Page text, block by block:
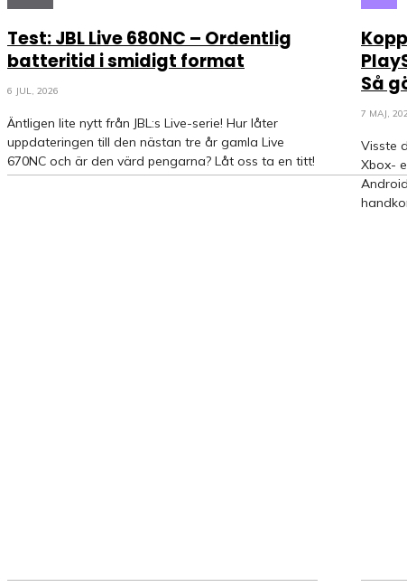
Test: JBL Live 680NC – Ordentlig
batteritid i smidigt format
6 JUL, 2026
Äntligen lite nytt från JBL:s Live-serie! Hur låter
uppdateringen till den nästan tre år gamla Live
670NC och är den värd pengarna? Låt oss ta en titt!
Så
7 MAJ,
Visste
Xbox-